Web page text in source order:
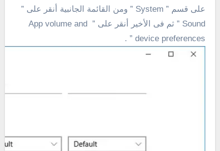
على قسم ” System ” ومن القائمة الجانبية أنقر على ”
Sound ” ثم فى الأخير أنقر على ” App volume and
device preferences ” .